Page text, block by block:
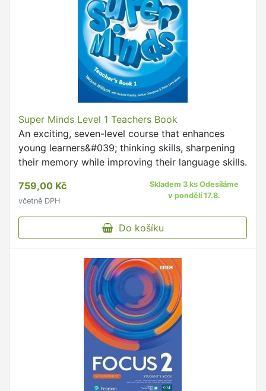
Super Minds Level 1 Teachers Book
An exciting, seven-level course that enhances
young learners&#039; thinking skills, sharpening
their memory while improving their language skills.
759,00 Kč
včetně DPH
Skladem 3 ks Odesíláme
v pondělí 17.8.
Do košíku